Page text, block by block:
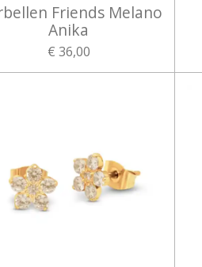
Friends Melano
Anika
€ 36,00